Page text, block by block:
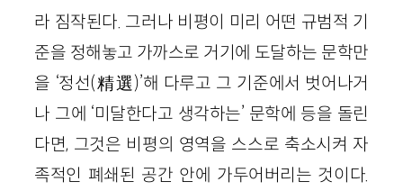
라 짐작된다. 그러나 비평이 미리 어떤 규범적 기
준을 정해놓고 가까스로 거기에 도달하는 문학만
을 ‘정선(精選)’해 다루고 그 기준에서 벗어나거
나 그에 ‘미달한다고 생각하는’ 문학에 등을 돌린
다면, 그것은 비평의 영역을 스스로 축소시켜 자
족적인 폐쇄된 공간 안에 가두어버리는 것이다.